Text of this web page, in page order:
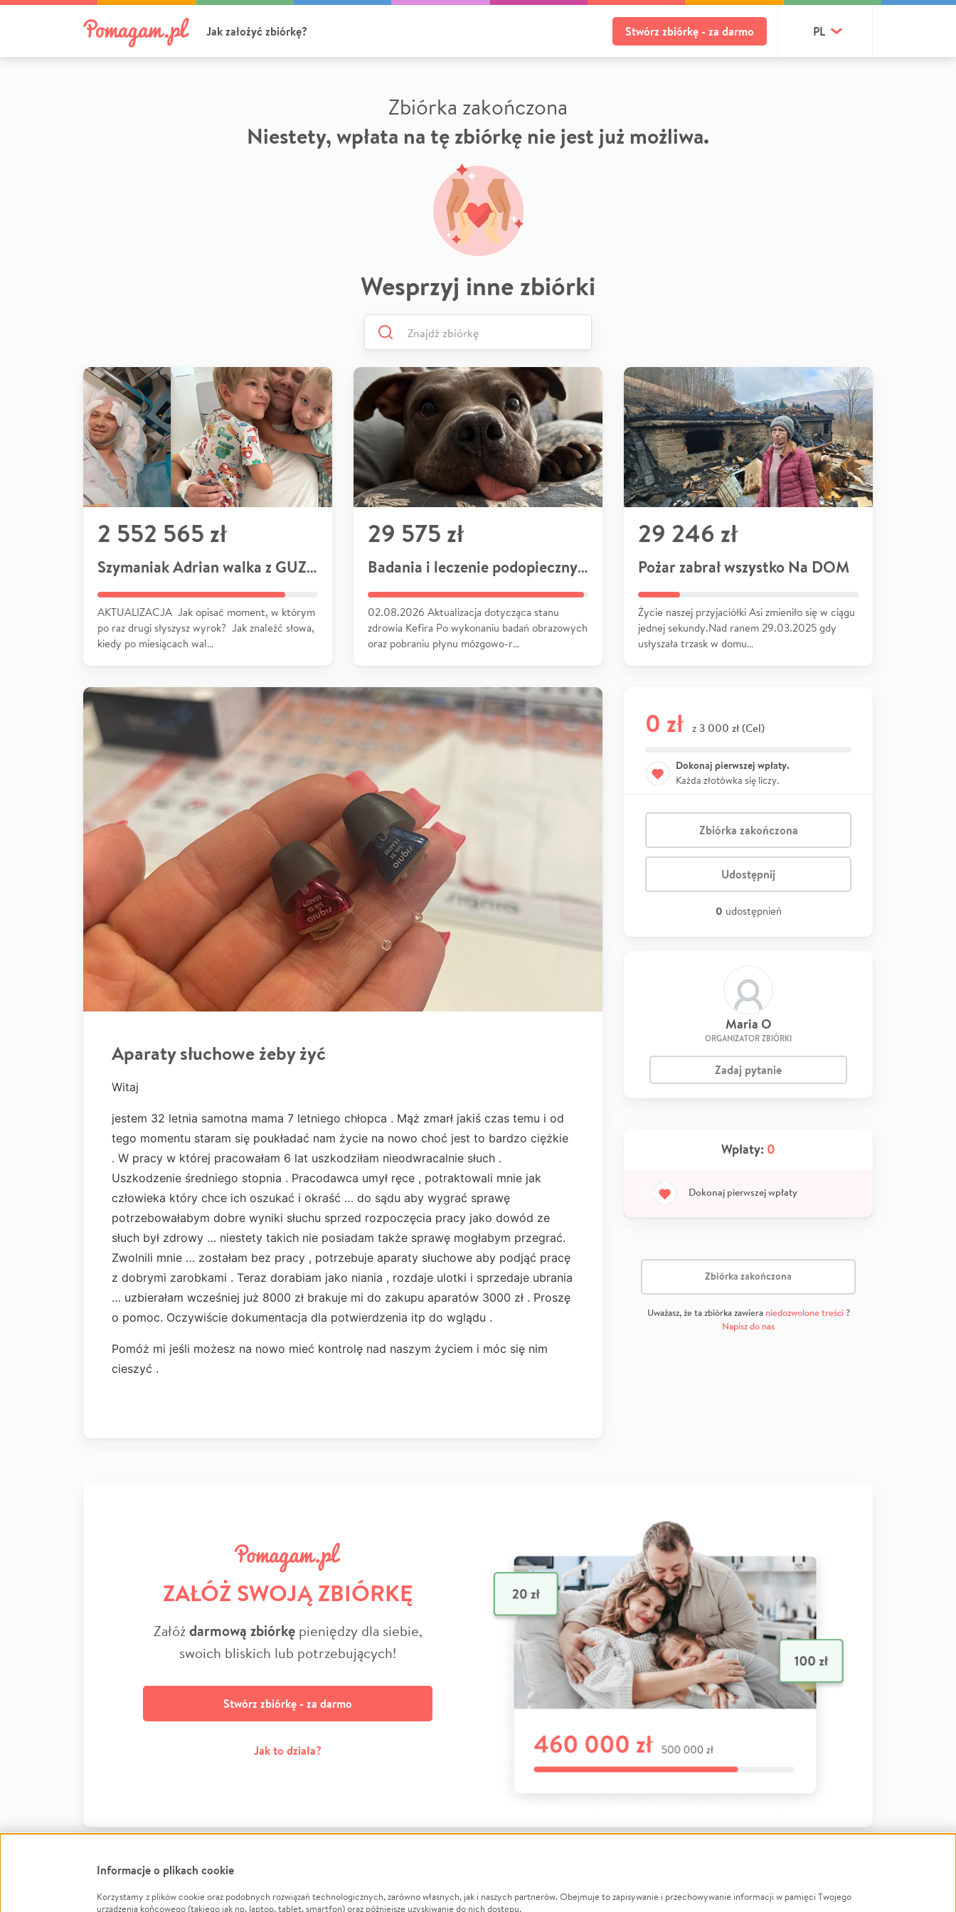
Jak założyć zbiórkę? Stwórz zbiórkę - za darmo PL
Zbiórka zakończona
Niestety, wpłata na tę zbiórkę nie jest już możliwa.
Wesprzyj inne zbiórki
2 552 565 zł
Szymaniak Adrian walka z GUZEM
AKTUALIZACJA Jak opisać moment, w którym
po raz drugi słyszysz wyrok? Jak znaleźć słowa,
kiedy po miesiącach wal…
29 575 zł
Badania i leczenie podopiecznych
02.08.2026 Aktualizacja dotycząca stanu
zdrowia Kefira Po wykonaniu badań obrazowych
oraz pobraniu płynu mózgowo-r…
29 246 zł
Pożar zabrał wszystko Na DOM
Życie naszej przyjaciółki Asi zmieniło się w ciągu
jednej sekundy.Nad ranem 29.03.2025 gdy
usłyszała trzask w domu…
Aparaty słuchowe żeby żyć
Witaj
jestem 32 letnia samotna mama 7 letniego chłopca . Mąż zmarł jakiś czas temu i od
tego momentu staram się poukładać nam życie na nowo choć jest to bardzo ciężkie
. W pracy w której pracowałam 6 lat uszkodziłam nieodwracalnie słuch .
Uszkodzenie średniego stopnia . Pracodawca umył ręce , potraktowali mnie jak
człowieka który chce ich oszukać i okraść … do sądu aby wygrać sprawę
potrzebowałabym dobre wyniki słuchu sprzed rozpoczęcia pracy jako dowód ze
słuch był zdrowy … niestety takich nie posiadam także sprawę mogłabym przegrać.
Zwolnili mnie … zostałam bez pracy , potrzebuje aparaty słuchowe aby podjąć pracę
z dobrymi zarobkami . Teraz dorabiam jako niania , rozdaje ulotki i sprzedaje ubrania
… uzbierałam wcześniej już 8000 zł brakuje mi do zakupu aparatów 3000 zł . Proszę
o pomoc. Oczywiście dokumentacja dla potwierdzenia itp do wglądu .
Pomóż mi jeśli możesz na nowo mieć kontrolę nad naszym życiem i móc się nim
cieszyć .
0 zł z 3 000 zł (Cel)
Dokonaj pierwszej wpłaty.
Każda złotówka się liczy.
Zbiórka zakończona
Udostępnij
0 udostępnień
Maria O
ORGANIZATOR ZBIÓRKI
Zadaj pytanie
Wpłaty: 0
Dokonaj pierwszej wpłaty
Zbiórka zakończona
Uważasz, że ta zbiórka zawiera niedozwolone treści?
Napisz do nas
ZAŁÓŻ SWOJĄ ZBIÓRKĘ
Załóżdarmową zbiórkępieniędzy dla siebie,
swoich bliskich lub potrzebujących!
Stwórz zbiórkę - za darmo
Jak to działa?
Informacje O nas Zbieraj na
Informacje o plikach cookie
Korzystamy z plików cookie oraz podobnych rozwiązań technologicznych, zarówno własnych, jak i naszych partnerów. Obejmuje to zapisywanie i przechowywanie informacji w pamięci Twojego
urządzenia końcowego (takiego jak np. laptop, tablet, smartfon) oraz późniejsze uzyskiwanie do nich dostępu.